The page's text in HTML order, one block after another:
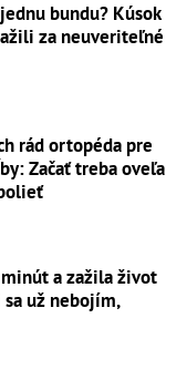
bundu? Kúsok
za neuveriteľné
rád ortopéda pre
Začať treba oveľa
a zažila život
už nebojím,